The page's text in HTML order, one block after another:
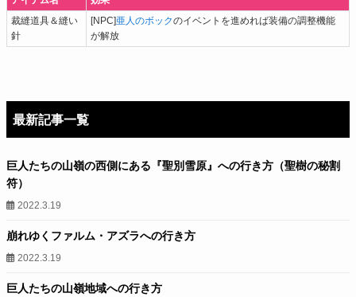
裁縫道具＆縫い
針
[NPC]亜人のボックのイベントを進めれば装備の調整機能
が解放
最新記事一覧
巨人たちの山嶺の西側にある『聖別雪原』への行き方（聖樹の秘割
符）
2022.3.19
崩れゆくファルム・アズラへの行き方
2022.3.19
巨人たちの山嶺地域への行き方